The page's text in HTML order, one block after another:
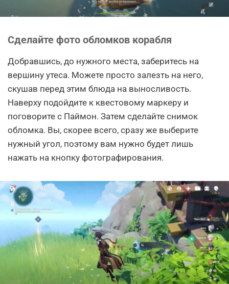
Сделайте фото обломков корабля
Добравшись, до нужного места, заберитесь на
вершину утеса. Можете просто залезть на него,
скушав перед этим блюда на выносливость.
Наверху подойдите к квестовому маркеру и
поговорите с Паймон. Затем сделайте снимок
обломка. Вы, скорее всего, сразу же выберите
нужный угол, поэтому вам нужно будет лишь
нажать на кнопку фотографирования.